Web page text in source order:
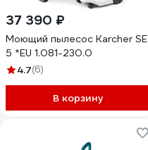
37 390 ₽
Моющий пылесос Karcher SE
5 *EU 1.081-230.0
4.7(6)
В корзину